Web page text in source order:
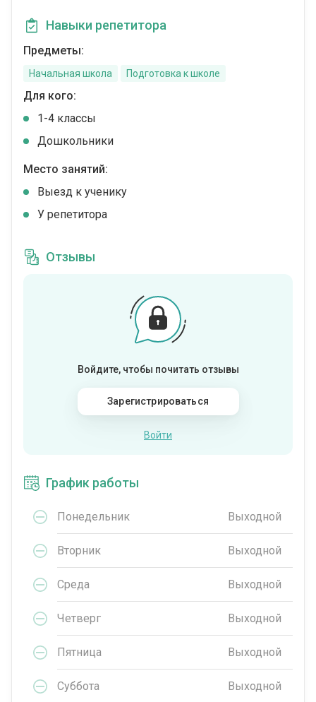
Навыки репетитора
Предметы:
Начальная школа Подготовка к школе
Для кого:
1-4 классы
Дошкольники
Место занятий:
Выезд к ученику
У репетитора
Отзывы
Войдите, чтобы почитать отзывы
Зарегистрироваться
Войти
График работы
Понедельник Выходной
Вторник Выходной
Среда Выходной
Четверг Выходной
Пятница Выходной
Суббота Выходной